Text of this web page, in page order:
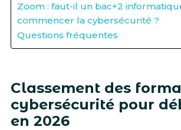
Zoom : faut-il un bac+2
commencer la cybersécurité ?
Questions fréquentes
Classement des
cybersécurité pour
en 2026